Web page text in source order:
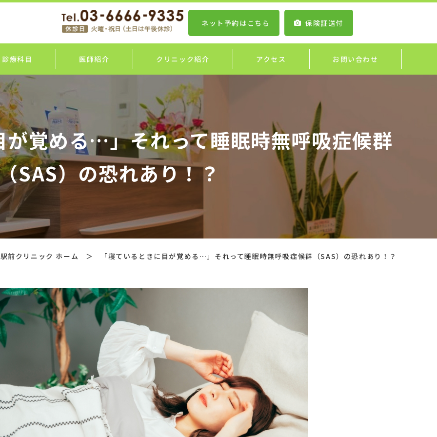
ネット予約はこちら 保険証送付
診療科目 医師紹介 クリニック紹介 アクセス お問い合わせ
が覚める…」それって睡眠時無呼吸症候群
SAS）の恐れあり！？
前クリニック ホーム ＞ 「寝ているときに目が覚める…」それって睡眠時無呼吸症候群（SAS）の恐れあり！？